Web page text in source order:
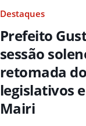
Destaques
Prefeito
sessão
retomada
legislativos
Mairi